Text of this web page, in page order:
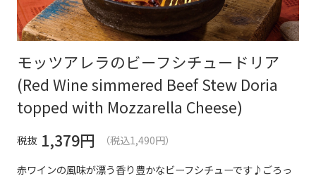
モッツアレラのビーフシチュードリア
(Red Wine simmered Beef Stew Doria
topped with Mozzarella Cheese)
税抜 1,379円
（税込1,490円）
赤ワインの風味が漂う香り豊かなビーフシチューです♪ごろっ